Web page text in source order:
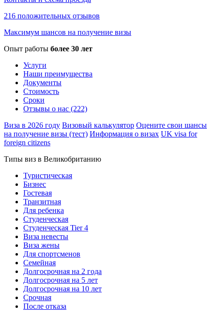
216 положительных отзывов
Максимум шансов на получение визы
Опыт работы более 30 лет
Услуги
Наши преимущества
Документы
Стоимость
Сроки
Отзывы о нас (222)
Виза в 2026 году Визовый калькулятор Оцените свои шансы
на получение визы (тест) Информация о визах UK visa for
foreign citizens
Типы виз в Великобританию
Туристическая
Бизнес
Гостевая
Транзитная
Для ребенка
Студенческая
Студенческая Tier 4
Виза невесты
Виза жены
Для спортсменов
Семейная
Долгосрочная на 2 года
Долгосрочная на 5 лет
Долгосрочная на 10 лет
Срочная
После отказа